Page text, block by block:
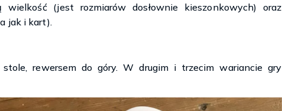
(jest rozmiarów dosłownie kieszonkowych) oraz
jak i kart).
rewersem do góry. W drugim i trzecim wariancie gry